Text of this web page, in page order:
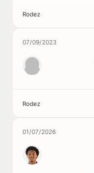
Rodez
07/09/2023
Rodez
01/07/2026